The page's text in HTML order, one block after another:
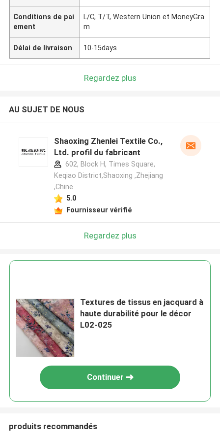
Conditions de pai
ement
L/C, T/T, Western Union et MoneyGra
m
Délai de livraison 10-15days
Regardez plus
AU SUJET DE NOUS
Shaoxing Zhenlei Textile Co.,
Ltd. profil du fabricant
602, Block H, Times Square,
Keqiao District,Shaoxing ,Zhejiang
,Chine
5.0
Fournisseur vérifié
Regardez plus
Textures de tissus en jacquard à
haute durabilité pour le décor
L02-025
Continuer
produits recommandés